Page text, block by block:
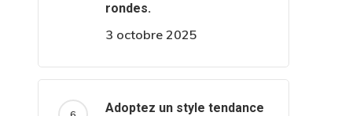
rondes.
3 octobre 2025
Adoptez un style tendance